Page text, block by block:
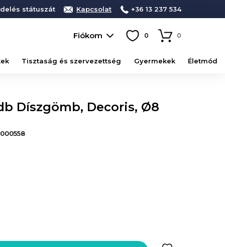
státuszát Kapcsolat +36 13 237 534
Fiókom 0 0
Tisztaság és szervezettség Gyermekek Életmód
Díszgömb, Decoris, Ø8